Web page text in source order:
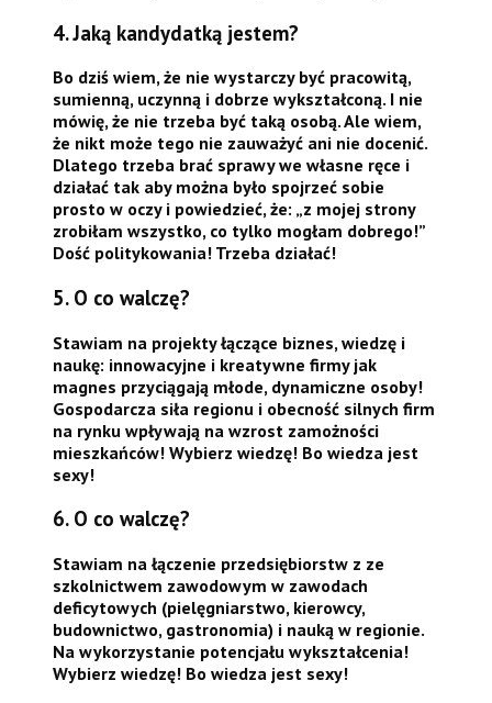
4. Jaką kandydatką jestem?
Bo dziś wiem, że nie wystarczy być pracowitą,
sumienną, uczynną i dobrze wykształconą. I nie
mówię, że nie trzeba być taką osobą. Ale wiem,
że nikt może tego nie zauważyć ani nie docenić.
Dlatego trzeba brać sprawy we własne ręce i
działać tak aby można było spojrzeć sobie
prosto w oczy i powiedzieć, że: „z mojej strony
zrobiłam wszystko, co tylko mogłam dobrego!”
Dość politykowania! Trzeba działać!
5. O co walczę?
Stawiam na projekty łączące biznes, wiedzę i
naukę: innowacyjne i kreatywne firmy jak
magnes przyciągają młode, dynamiczne osoby!
Gospodarcza siła regionu i obecność silnych firm
na rynku wpływają na wzrost zamożności
mieszkańców! Wybierz wiedzę! Bo wiedza jest
sexy!
6. O co walczę?
Stawiam na łączenie przedsiębiorstw z ze
szkolnictwem zawodowym w zawodach
deficytowych (pielęgniarstwo, kierowcy,
budownictwo, gastronomia) i nauką w regionie.
Na wykorzystanie potencjału wykształcenia!
Wybierz wiedzę! Bo wiedza jest sexy!